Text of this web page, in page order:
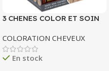
3 CHENES COLOR ET SOIN
10 A BLOND CLAIR CENDRE
135 ML
COLORATION CHEVEUX
En stock